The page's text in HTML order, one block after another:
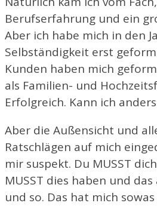
Berufserfahrung und ein
Aber ich habe mich in den
Selbständigkeit erst
Kunden haben mich
als Familien- und
Erfolgreich. Kann ich
Aber die Außensicht und
Ratschlägen auf mich
mir suspekt. Du MUSST
MUSST dies haben und das
und so. Das hat mich